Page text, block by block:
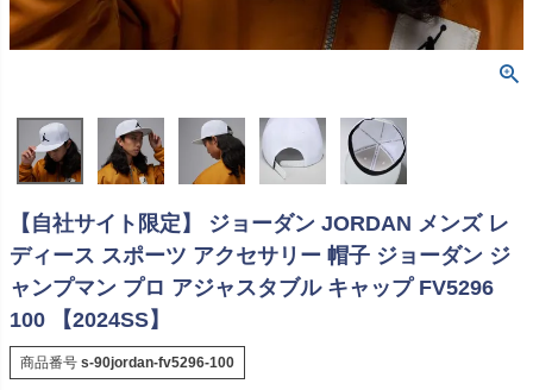
【自社サイト限定】 ジョーダン JORDAN メンズ レ
ディース スポーツ アクセサリー 帽子 ジョーダン ジ
ャンプマン プロ アジャスタブル キャップ FV5296
100 【2024SS】
商品番号 s-90jordan-fv5296-100